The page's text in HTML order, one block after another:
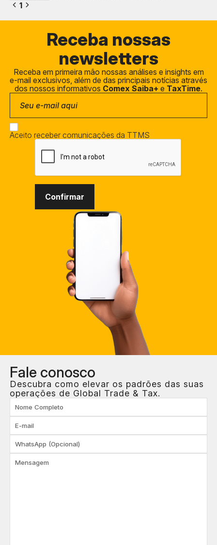
1
Receba nossas
newsletters
Receba em primeira mão nossas análises e insights em
e-mail exclusivos, além de das principais notícias através
dos nossos informativos Comex Saiba+ e TaxTime.
Aceito receber comunicações da TTMS
Fale conosco
Descubra como elevar os padrões das suas
operações de Global Trade & Tax.